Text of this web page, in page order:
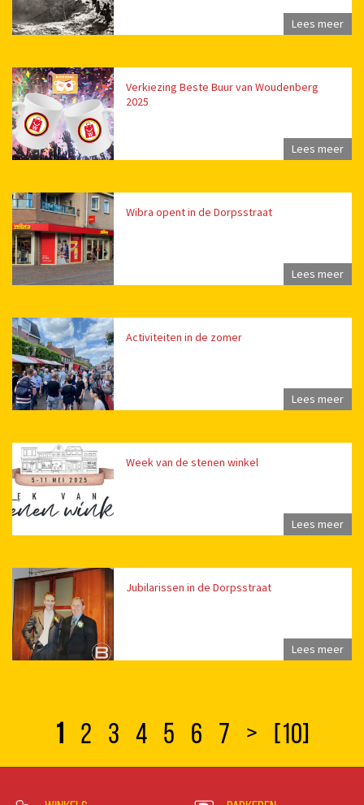
Lees meer
Verkiezing Beste Buur van Woudenberg
2025
Lees meer
Wibra opent in de Dorpsstraat
Lees meer
Activiteiten in de zomer
Lees meer
Week van de stenen winkel
Lees meer
Jubilarissen in de Dorpsstraat
Lees meer
1 2 3 4 5 6 7 > [10]